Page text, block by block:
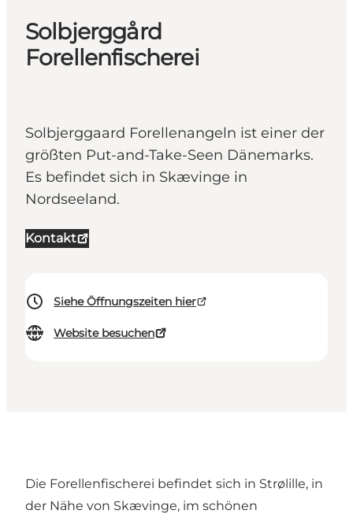
Solbjerggård
Forellenfischerei
Solbjerggaard Forellenangeln ist einer der
größten Put-and-Take-Seen Dänemarks.
Es befindet sich in Skævinge in
Nordseeland.
Kontakt
Siehe Öffnungszeiten hier
Website besuchen
Die Forellenfischerei befindet sich in Strølille, in
der Nähe von Skævinge, im schönen